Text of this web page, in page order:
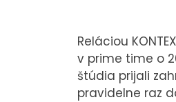
Reláciou
v prime time o
štúdia prijali
pravidelne raz